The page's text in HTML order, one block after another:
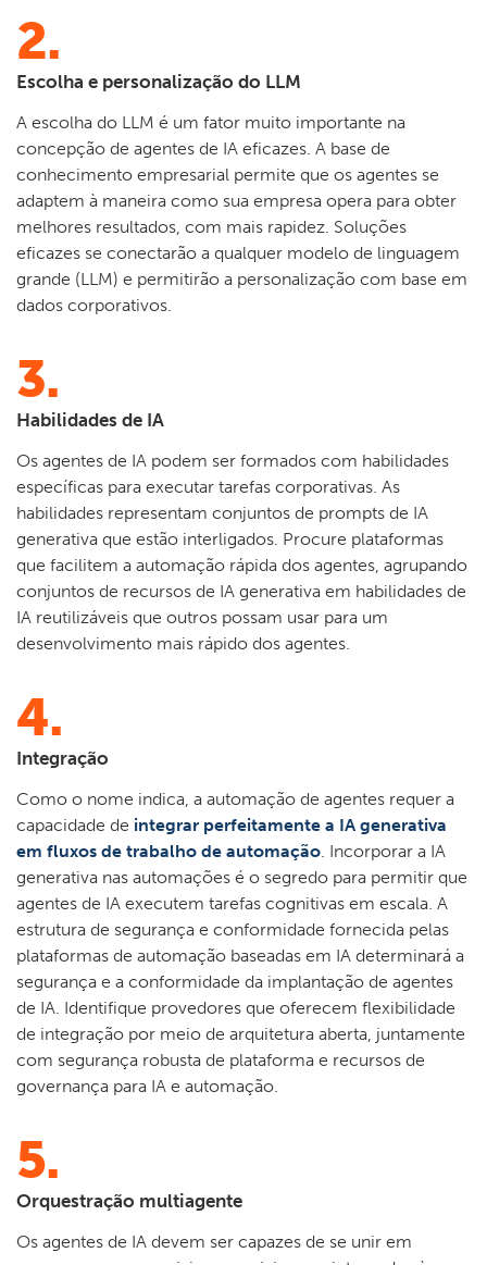
2.
Escolha e personalização do LLM
A escolha do LLM é um fator muito importante na
concepção de agentes de IA eficazes. A base de
conhecimento empresarial permite que os agentes se
adaptem à maneira como sua empresa opera para obter
melhores resultados, com mais rapidez. Soluções
eficazes se conectarão a qualquer modelo de linguagem
grande (LLM) e permitirão a personalização com base em
dados corporativos.
3.
Habilidades de IA
Os agentes de IA podem ser formados com habilidades
específicas para executar tarefas corporativas. As
habilidades representam conjuntos de prompts de IA
generativa que estão interligados. Procure plataformas
que facilitem a automação rápida dos agentes, agrupando
conjuntos de recursos de IA generativa em habilidades de
IA reutilizáveis que outros possam usar para um
desenvolvimento mais rápido dos agentes.
4.
Integração
Como o nome indica, a automação de agentes requer a
capacidade de integrar perfeitamente a IA generativa
em fluxos de trabalho de automação. Incorporar a IA
generativa nas automações é o segredo para permitir que
agentes de IA executem tarefas cognitivas em escala. A
estrutura de segurança e conformidade fornecida pelas
plataformas de automação baseadas em IA determinará a
segurança e a conformidade da implantação de agentes
de IA. Identifique provedores que oferecem flexibilidade
de integração por meio de arquitetura aberta, juntamente
com segurança robusta de plataforma e recursos de
governança para IA e automação.
5.
Orquestração multiagente
Os agentes de IA devem ser capazes de se unir em